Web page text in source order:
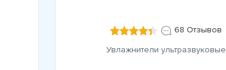
68 Отзывов
Увлажнители ультразвуковые